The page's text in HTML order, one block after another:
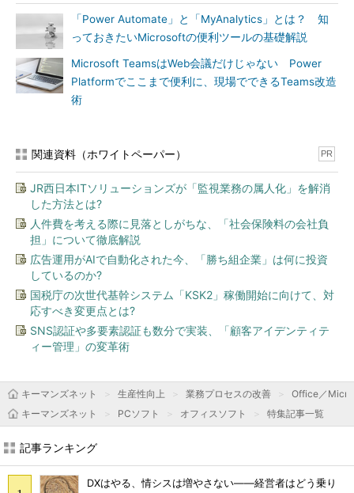
「Power Automate」と「MyAnalytics」とは？ 知
っておきたいMicrosoftの便利ツールの基礎解説
Microsoft TeamsはWeb会議だけじゃない Power
Platformでここまで便利に、現場でできるTeams改造
術
関連資料（ホワイトペーパー） PR
JR西日本ITソリューションズが「監視業務の属人化」を解消
した方法とは?
人件費を考える際に見落としがちな、「社会保険料の会社負
担」について徹底解説
広告運用がAIで自動化された今、「勝ち組企業」は何に投資
しているのか?
国税庁の次世代基幹システム「KSK2」稼働開始に向けて、対
応すべき変更点とは?
SNS認証や多要素認証も数分で実装、「顧客アイデンティテ
ィー管理」の変革術
キーマンズネット 生産性向上 業務プロセスの改善
Office／
キーマンズネット
PCソフト オフィスソフト 特集記事一覧
記事ランキング
DXはやる、情シスは増やさない――経営者はどう乗り